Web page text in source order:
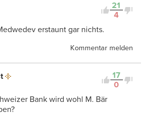
21
4
erstaunt gar nichts.
Kommentar melden
17
0
Bank wird wohl M. Bär